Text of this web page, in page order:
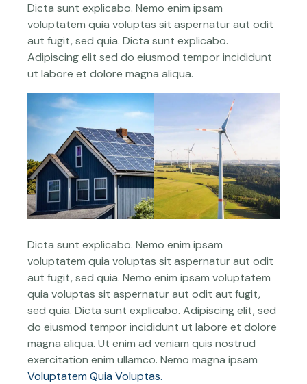
Dicta sunt explicabo. Nemo enim ipsam
voluptatem quia voluptas sit aspernatur aut odit
aut fugit, sed quia. Dicta sunt explicabo.
Adipiscing elit sed do eiusmod tempor incididunt
ut labore et dolore magna aliqua.
Dicta sunt explicabo. Nemo enim ipsam
voluptatem quia voluptas sit aspernatur aut odit
aut fugit, sed quia. Nemo enim ipsam voluptatem
quia voluptas sit aspernatur aut odit aut fugit,
sed quia. Dicta sunt explicabo. Adipiscing elit, sed
do eiusmod tempor incididunt ut labore et dolore
magna aliqua. Ut enim ad veniam quis nostrud
exercitation enim ullamco. Nemo magna ipsam
Voluptatem Quia Voluptas.